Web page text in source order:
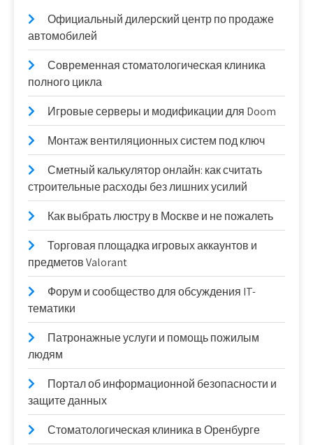
Официальный дилерский центр по продаже
автомобилей
Современная стоматологическая клиника
полного цикла
Игровые серверы и модификации для Doom
Монтаж вентиляционных систем под ключ
Сметный калькулятор онлайн: как считать
строительные расходы без лишних усилий
Как выбрать люстру в Москве и не пожалеть
Торговая площадка игровых аккаунтов и
предметов Valorant
Форум и сообщество для обсуждения IT-
тематики
Патронажные услуги и помощь пожилым
людям
Портал об информационной безопасности и
защите данных
Стоматологическая клиника в Оренбурге